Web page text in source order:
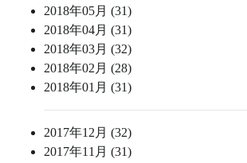
2018年05月 (31)
2018年04月 (31)
2018年03月 (32)
2018年02月 (28)
2018年01月 (31)
2017年12月 (32)
2017年11月 (31)